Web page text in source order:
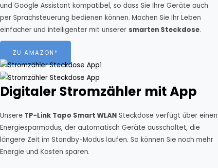
und Google Assistant kompatibel, so dass Sie Ihre Geräte auch
per Sprachsteuerung bedienen können. Machen Sie Ihr Leben
einfacher und intelligenter mit unserer smarten Steckdose.
ZU AMAZON*
Digitaler Stromzähler mit App
Unsere TP-Link Tapo Smart WLAN Steckdose verfügt über einen
Energiesparmodus, der automatisch Geräte ausschaltet, die
längere Zeit im Standby-Modus laufen. So können Sie noch mehr
Energie und Kosten sparen.